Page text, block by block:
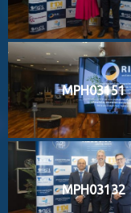
MPH03151
MPH03132